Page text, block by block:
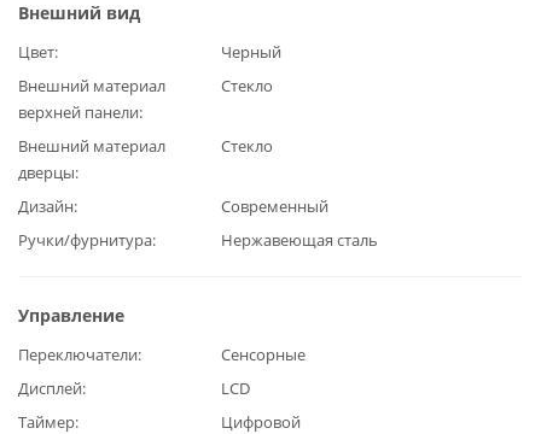
Внешний вид
Цвет
Черный
Внешний материал
верхней панели
Стекло
Внешний материал
дверцы
Стекло
Дизайн
Современный
Ручки/фурнитура
Нержавеющая сталь
Управление
Переключатели
Сенсорные
Дисплей
LCD
Таймер
Цифровой